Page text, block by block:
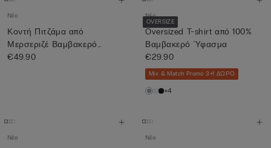
Νέο
Κοντή Πιτζάμα από
Μερσεριζέ Βαμβακερό
Ύφασμα filo ...
€49.90
OVERSIZE
Νέο
Oversized T-shirt από 100%
Βαμβακερό Ύφασμα
€29.90
Mix & Match Promo 3+1 ΔΩΡΟ
+4
Νέο Νέο